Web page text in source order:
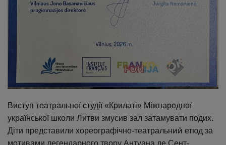
Виступ театральної студії «Крилаті» Міжнародної
української школи Литви змусив зал затамувати подих.
Діти представили хореографічно-театральний етюд за